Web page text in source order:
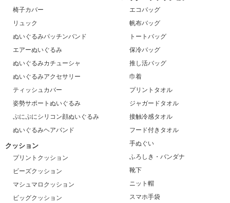
椅子カバー
リュック
ぬいぐるみパッチンバンド
エアーぬいぐるみ
ぬいぐるみカチューシャ
ぬいぐるみアクセサリー
ティッシュカバー
姿勢サポートぬいぐるみ
ぷにぷにシリコン顔ぬいぐるみ
ぬいぐるみヘアバンド
クッション
プリントクッション
ビーズクッション
マシュマロクッション
ビッグクッション
エコバッグ
帆布バッグ
トートバッグ
保冷バッグ
推し活バッグ
巾着
プリントタオル
ジャガードタオル
接触冷感タオル
フード付きタオル
手ぬぐい
ふろしき・バンダナ
靴下
ニット帽
スマホ手袋